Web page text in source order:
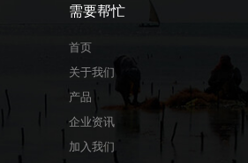
需要帮忙
首页
关于我们
产品
企业资讯
加入我们